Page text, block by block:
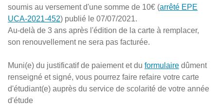
soumis au versement d'une somme de 10€ (arrêté EPE
UCA-2021-452) publié le 07/07/2021.
Au-delà de 3 ans après l'édition de la carte à remplacer,
son renouvellement ne sera pas facturée.
Muni(e) du justificatif de paiement et du formulaire dûment
renseigné et signé, vous pourrez faire refaire votre carte
d'étudiant(e) auprès du service de scolarité de votre année
d'étude